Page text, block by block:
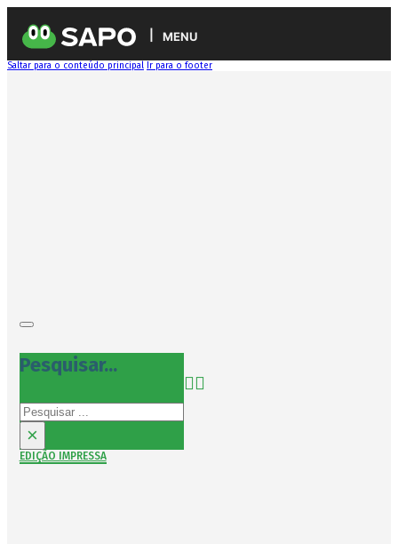
MENU
Saltar para o conteúdo principal Ir para o footer
Pesquisar...
Pesquisar
×
EDIÇÃO IMPRESSA